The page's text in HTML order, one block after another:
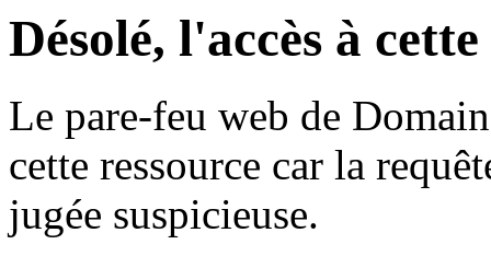
Désolé, l'accès à
Le pare-feu web de
cette ressource car la
jugée suspicieuse.